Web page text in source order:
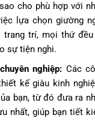
cho phù hợp với
lựa chọn giường
trang trí, mọi thứ
sự tiện nghi.
nghiệp: Các
kế giàu kinh
bạn, từ đó đưa ra
nhất, giúp bạn tiết